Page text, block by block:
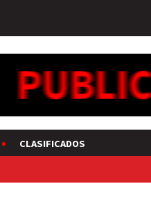
CLASIFICADOS